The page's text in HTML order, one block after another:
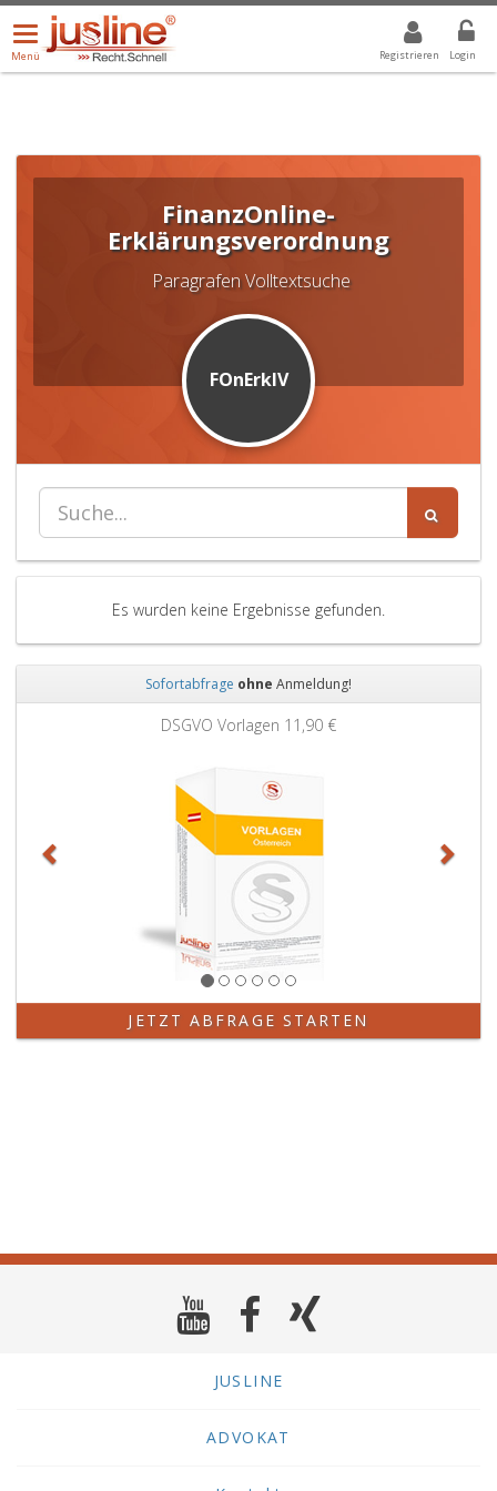
Registrieren Login
Menü
öffnen/schließen
Menü
ALLE DROPDOWN: GEWÄHLTER WERT IST ALLE
FinanzOnline-
Erklärungsverordnung
Paragrafen Volltextsuche
FOnErklV
Es wurden keine Ergebnisse gefunden.
Sofortabfrage ohne Anmeldung!
DSGVO Vorlagen 11,90 €
JETZT ABFRAGE STARTEN
JUSLINE
ADVOKAT